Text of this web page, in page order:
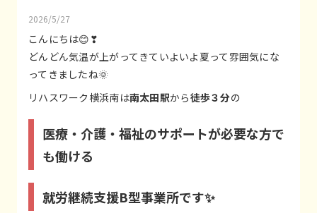
2026/5/27
こんにちは😊❣
どんどん気温が上がってきていよいよ夏って雰囲気にな
ってきましたね🌞
リハスワーク横浜南は南太田駅から徒歩３分の
医療・介護・福祉のサポートが必要な方で
も働ける
就労継続支援B型事業所です✨